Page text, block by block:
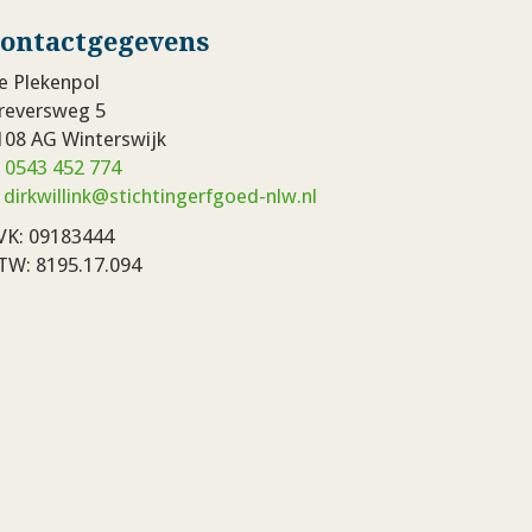
Plekenpol
5
AG Winterswijk
0543 452 774
dirkwillink@stichtingerfgoed-nlw.nl
09183444
8195.17.094